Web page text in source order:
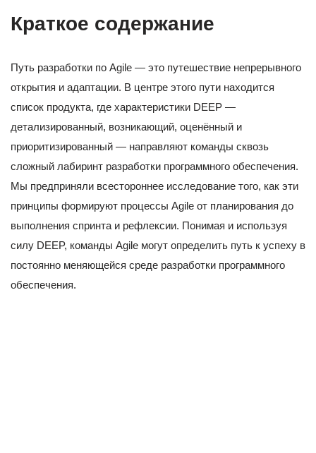
Краткое содержание
Путь разработки по Agile — это путешествие непрерывного
открытия и адаптации. В центре этого пути находится
список продукта, где характеристики DEEP —
детализированный, возникающий, оценённый и
приоритизированный — направляют команды сквозь
сложный лабиринт разработки программного обеспечения.
Мы предприняли всестороннее исследование того, как эти
принципы формируют процессы Agile от планирования до
выполнения спринта и рефлексии. Понимая и используя
силу DEEP, команды Agile могут определить путь к успеху в
постоянно меняющейся среде разработки программного
обеспечения.